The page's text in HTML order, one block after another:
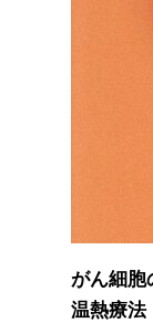
がん細胞
温熱療法